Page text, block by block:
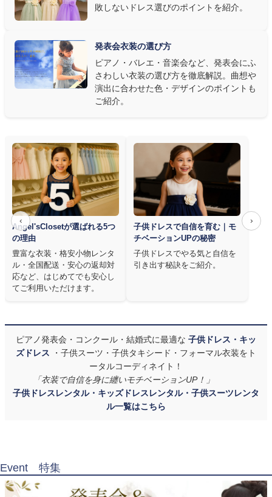
発表会ドレス選びで見落とされがちなのが"動きやすさ"です。ピ
アノならペダル操作を妨げない丈感、バイオリンなら弓を動かす
右腕のゆとり、管楽器なら胸元の締め付けがないこと——演奏の
質は衣装で変わります。Angel's Closetのレンタル衣装は、元ピ
アノ教師の店長が発表会・コンクールでのご使用を前提に厳選し
た商品
を多数ご用意しています。
敗しないドレス選びのポイントを紹介。
発表会衣装の選び方
ピアノ・バレエ・音楽会など、発表会にふ
さわしい衣装の選び方を徹底解説。曲想や
演出に合わせた色・デザインのポイントも
ご紹介。
‹ ›
Angel'sClosetが選ばれる5つ
の理由
豊富な衣装・格安小物レンタ
ル・全国配送・安心の返却対
応など、はじめてでも安心し
てご利用いただけます。
子供ドレスで自信を育む｜モ
チベーションUPの秘密
子供ドレスでやる気と自信を
引き出す秘訣をご紹介。
ピアノ発表会・コンクール・結婚式に最適な 子供ドレス・キッ
ズドレス
・子供スーツ・子供タキシード・フォーマル衣装をト
ータルコーディネイト！
「衣装で自信を身に纏いモチベーションUP！」
子供ドレスレンタル・キッズドレスレンタル・子供スーツレンタ
ル一覧はこちら
Event 特集